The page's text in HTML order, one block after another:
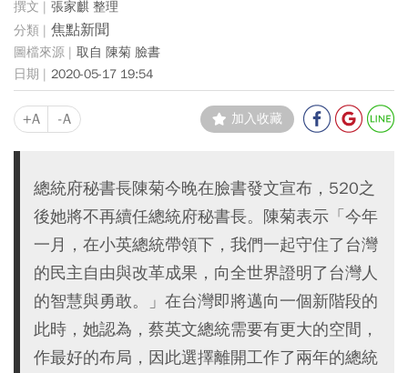
張家麒 整理
焦點新聞
取自 陳菊 臉書
2020-05-17 19:54
+A -A 加入收藏
總統府秘書長陳菊今晚在臉書發文宣布，520之
後她將不再續任總統府秘書長。陳菊表示「今年
一月，在小英總統帶領下，我們一起守住了台灣
的民主自由與改革成果，向全世界證明了台灣人
的智慧與勇敢。」在台灣即將邁向一個新階段的
此時，她認為，蔡英文總統需要有更大的空間，
作最好的布局，因此選擇離開工作了兩年的總統